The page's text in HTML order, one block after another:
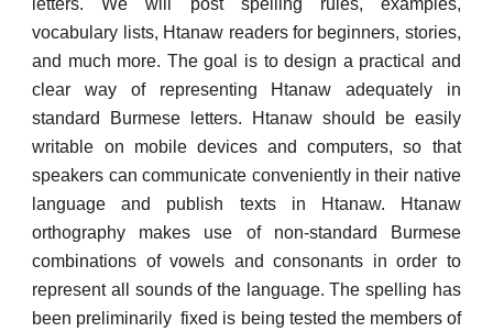
letters. We will post spelling rules, examples,
vocabulary lists, Htanaw readers for beginners, stories,
and much more. The goal is to design a practical and
clear way of representing Htanaw adequately in
standard Burmese letters. Htanaw should be easily
writable on mobile devices and computers, so that
speakers can communicate conveniently in their native
language and publish texts in Htanaw. Htanaw
orthography makes use of non-standard Burmese
combinations of vowels and consonants in order to
represent all sounds of the language. The spelling has
been preliminarily fixed is being tested the members of